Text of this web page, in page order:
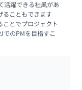
ることもできます
ことでプロジェクト
でのPMを目指すこ